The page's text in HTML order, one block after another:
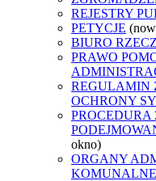
REJESTRY
PETYCJE
BIURO
PRAWO
REGULAMIN
OCHRONY
okno)
ORGANY